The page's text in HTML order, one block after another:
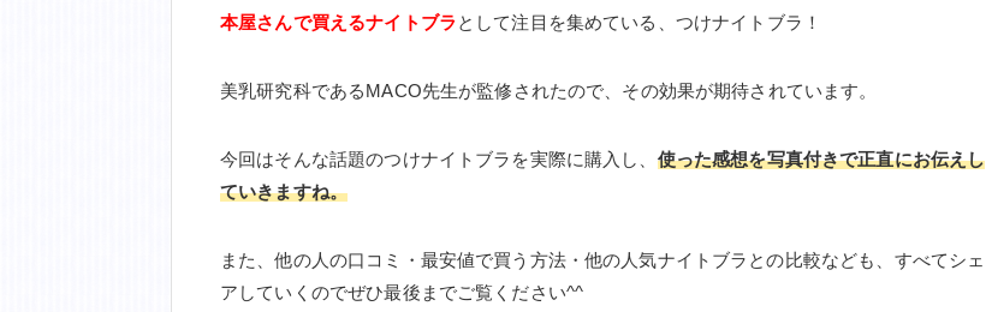
c
e
b
o
o
tt
本屋さんで買えるナイトブラとして注目を集めている、つけナイトブラ！
美乳研究科であるMACO先生が監修されたので、その効果が期待されています。
今回はそんな話題のつけナイトブラを実際に購入し、 使った感想を写真付きで正直にお伝えし
ていきますね。
また、他の人の口コミ・最安値で買う方法・他の人気ナイトブラとの比較なども、すべてシェ
アしていくのでぜひ最後までご覧ください^^